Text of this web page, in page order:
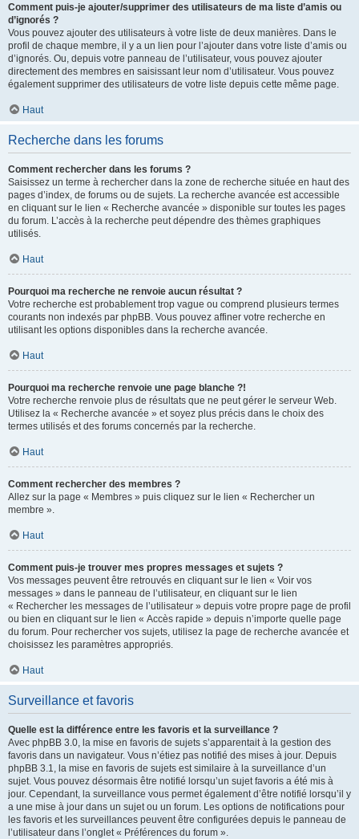
Comment puis-je ajouter/supprimer des utilisateurs de ma liste d’amis ou
d’ignorés ?
Vous pouvez ajouter des utilisateurs à votre liste de deux manières. Dans le
profil de chaque membre, il y a un lien pour l’ajouter dans votre liste d’amis ou
d’ignorés. Ou, depuis votre panneau de l’utilisateur, vous pouvez ajouter
directement des membres en saisissant leur nom d’utilisateur. Vous pouvez
également supprimer des utilisateurs de votre liste depuis cette même page.
Haut
Recherche dans les forums
Comment rechercher dans les forums ?
Saisissez un terme à rechercher dans la zone de recherche située en haut des
pages d’index, de forums ou de sujets. La recherche avancée est accessible
en cliquant sur le lien « Recherche avancée » disponible sur toutes les pages
du forum. L’accès à la recherche peut dépendre des thèmes graphiques
utilisés.
Haut
Pourquoi ma recherche ne renvoie aucun résultat ?
Votre recherche est probablement trop vague ou comprend plusieurs termes
courants non indexés par phpBB. Vous pouvez affiner votre recherche en
utilisant les options disponibles dans la recherche avancée.
Haut
Pourquoi ma recherche renvoie une page blanche ?!
Votre recherche renvoie plus de résultats que ne peut gérer le serveur Web.
Utilisez la « Recherche avancée » et soyez plus précis dans le choix des
termes utilisés et des forums concernés par la recherche.
Haut
Comment rechercher des membres ?
Allez sur la page « Membres » puis cliquez sur le lien « Rechercher un
membre ».
Haut
Comment puis-je trouver mes propres messages et sujets ?
Vos messages peuvent être retrouvés en cliquant sur le lien « Voir vos
messages » dans le panneau de l’utilisateur, en cliquant sur le lien
« Rechercher les messages de l’utilisateur » depuis votre propre page de profil
ou bien en cliquant sur le lien « Accès rapide » depuis n’importe quelle page
du forum. Pour rechercher vos sujets, utilisez la page de recherche avancée et
choisissez les paramètres appropriés.
Haut
Surveillance et favoris
Quelle est la différence entre les favoris et la surveillance ?
Avec phpBB 3.0, la mise en favoris de sujets s’apparentait à la gestion des
favoris dans un navigateur. Vous n’étiez pas notifié des mises à jour. Depuis
phpBB 3.1, la mise en favoris de sujets est similaire à la surveillance d’un
sujet. Vous pouvez désormais être notifié lorsqu’un sujet favoris a été mis à
jour. Cependant, la surveillance vous permet également d’être notifié lorsqu’il y
a une mise à jour dans un sujet ou un forum. Les options de notifications pour
les favoris et les surveillances peuvent être configurées depuis le panneau de
l’utilisateur dans l’onglet « Préférences du forum ».